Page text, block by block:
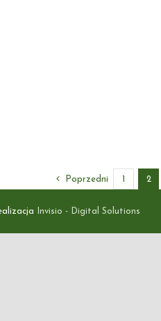
Poprzedni 1 2
Invisio - Digital Solutions